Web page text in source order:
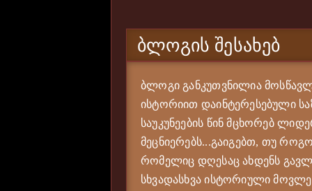
ᲑᲚᲝᲒᲘᲡ ᲨᲔᲡᲐᲮᲔᲑ
ბლოგი განკუთვნილია
ისტორიით დაინტერესებული
საუკუნეების წინ მცხორებ
მეცნიერებს...გაიგებთ, თუ
რომელიც დღესაც ახდენს
სხვადასხვა ისტორიული